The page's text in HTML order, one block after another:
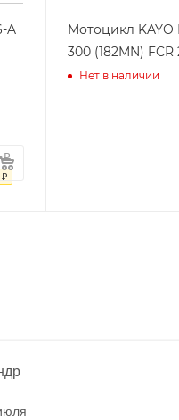
A
₽
Мотоцикл KAYO
300 (182MN) FCR
Нет в наличии